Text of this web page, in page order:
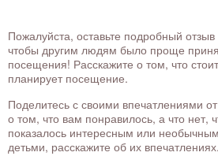
Пожалуйста, оставьте подробный
чтобы другим людям было проще
посещения! Расскажите о том, что
планирует посещение.
Поделитесь с своими впечатлениями
о том, что вам понравилось, а что нет,
показалось интересным или
детьми, расскажите об их впечатлениях.